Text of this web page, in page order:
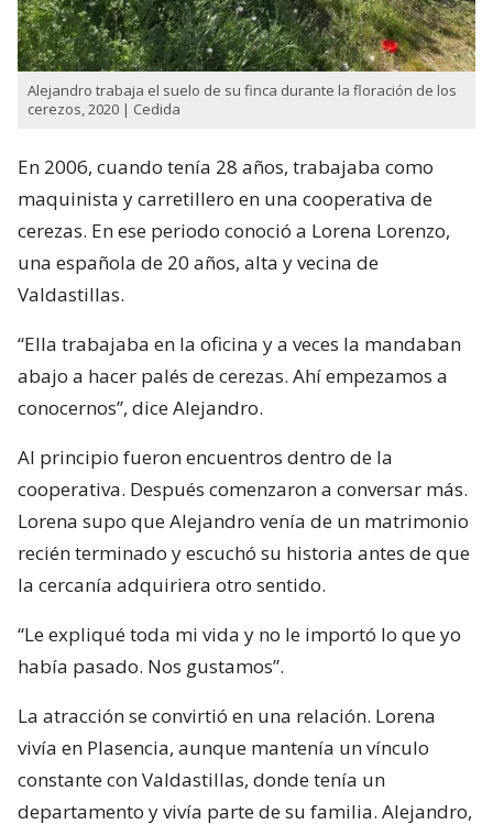
Alejandro trabaja el suelo de su finca durante la floración de los
cerezos, 2020 | Cedida
En 2006, cuando tenía 28 años, trabajaba como
maquinista y carretillero en una cooperativa de
cerezas. En ese periodo conoció a Lorena Lorenzo,
una española de 20 años, alta y vecina de
Valdastillas.
“Ella trabajaba en la oficina y a veces la mandaban
abajo a hacer palés de cerezas. Ahí empezamos a
conocernos”, dice Alejandro.
Al principio fueron encuentros dentro de la
cooperativa. Después comenzaron a conversar más.
Lorena supo que Alejandro venía de un matrimonio
recién terminado y escuchó su historia antes de que
la cercanía adquiriera otro sentido.
“Le expliqué toda mi vida y no le importó lo que yo
había pasado. Nos gustamos”.
La atracción se convirtió en una relación. Lorena
vivía en Plasencia, aunque mantenía un vínculo
constante con Valdastillas, donde tenía un
departamento y vivía parte de su familia. Alejandro,